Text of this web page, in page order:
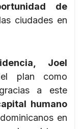
de
ciudades en
Joel
plan como
a este
humano
en